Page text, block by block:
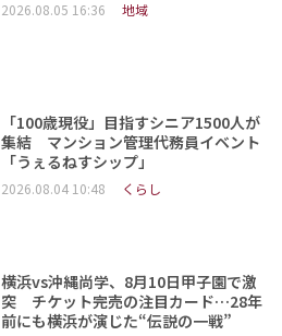
2026.08.05 16:36 地域
「100歳現役」目指すシニア1500人が
集結 マンション管理代務員イベント
「うぇるねすシップ」
2026.08.04 10:48 くらし
横浜vs沖縄尚学、8月10日甲子園で激
突 チケット完売の注目カード…28年
前にも横浜が演じた“伝説の一戦”